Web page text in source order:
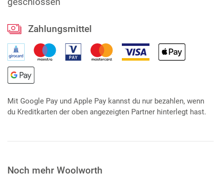
Zahlungsmittel
Mit Google Pay und Apple Pay kannst du nur bezahlen, wenn
du Kreditkarten der oben angezeigten Partner hinterlegt hast.
Noch mehr Woolworth